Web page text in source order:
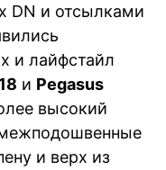
DN и отсылками
и лайфстайл
18 и Pegasus
высокий
и верх из